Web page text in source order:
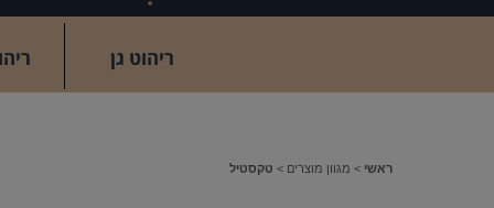
ריהוט גן
ראשי > מגוון מוצרים > טקסטיל